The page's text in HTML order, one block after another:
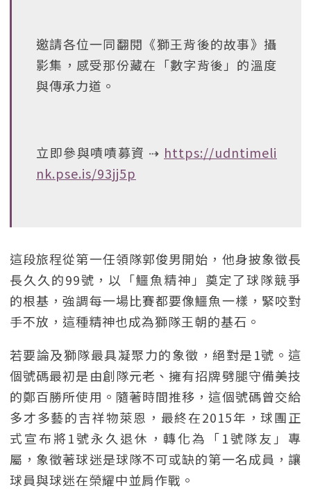
邀請各位一同翻閱《獅王背後的故事》攝
影集，感受那份藏在「數字背後」的溫度
與傳承力道。
立即參與嘖嘖募資 ⇢ https://udntimeli
nk.pse.is/93jj5p
這段旅程從第一任領隊郭俊男開始，他身披象徵長
長久久的99號，以「鱷魚精神」奠定了球隊競爭
的根基，強調每一場比賽都要像鱷魚一樣，緊咬對
手不放，這種精神也成為獅隊王朝的基石。
若要論及獅隊最具凝聚力的象徵，絕對是1號。這
個號碼最初是由創隊元老、擁有招牌劈腿守備美技
的鄭百勝所使用。隨著時間推移，這個號碼曾交給
多才多藝的吉祥物萊恩，最終在2015年，球團正
式宣布將1號永久退休，轉化為「1號隊友」專
屬，象徵著球迷是球隊不可或缺的第一名成員，讓
球員與球迷在榮耀中並肩作戰。